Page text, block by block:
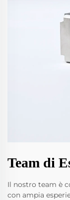
Team di
Il nostro team è
con ampia